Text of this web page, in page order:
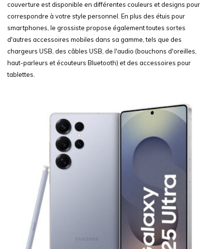
couverture est disponible en différentes couleurs et designs pour
correspondre à votre style personnel. En plus des étuis pour
smartphones, le grossiste propose également toutes sortes
d'autres accessoires mobiles dans sa gamme, tels que des
chargeurs USB, des câbles USB, de l'audio (bouchons d'oreilles,
haut-parleurs et écouteurs Bluetooth) et des accessoires pour
tablettes.